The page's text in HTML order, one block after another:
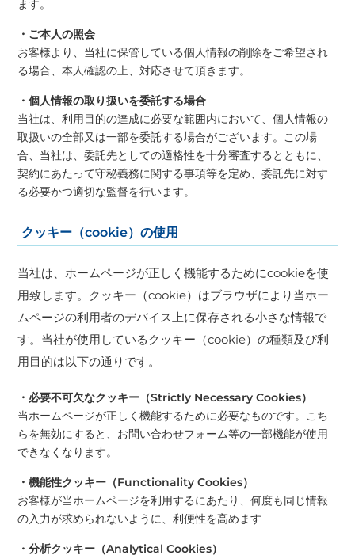
ます。
・ご本人の照会
お客様より、当社に保管している個人情報の削除をご希望され
る場合、本人確認の上、対応させて頂きます。
・個人情報の取り扱いを委託する場合
当社は、利用目的の達成に必要な範囲内において、個人情報の
取扱いの全部又は一部を委託する場合がございます。この場
合、当社は、委託先としての適格性を十分審査するとともに、
契約にあたって守秘義務に関する事項等を定め、委託先に対す
る必要かつ適切な監督を行います。
クッキー（cookie）の使用
当社は、ホームページが正しく機能するためにcookieを使
用致します。クッキー（cookie）はブラウザにより当ホー
ムページの利用者のデバイス上に保存される小さな情報で
す。当社が使用しているクッキー（cookie）の種類及び利
用目的は以下の通りです。
・必要不可欠なクッキー（Strictly Necessary Cookies）
当ホームページが正しく機能するために必要なものです。こち
らを無効にすると、お問い合わせフォーム等の一部機能が使用
できなくなります。
・機能性クッキー（Functionality Cookies）
お客様が当ホームページを利用するにあたり、何度も同じ情報
の入力が求められないように、利便性を高めます
・分析クッキー（Analytical Cookies）